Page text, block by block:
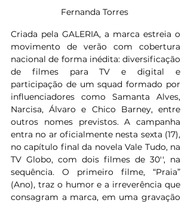
Fernanda Torres
Criada pela GALERIA, a marca estreia o
movimento de verão com cobertura
nacional de forma inédita: diversificação
de filmes para TV e digital e
participação de um squad formado por
influenciadores como Samanta Alves,
Narcisa, Álvaro e Chico Barney, entre
outros nomes previstos. A campanha
entra no ar oficialmente nesta sexta (17),
no capítulo final da novela Vale Tudo, na
TV Globo, com dois filmes de 30'', na
sequência. O primeiro filme, “Praia”
(Ano), traz o humor e a irreverência que
consagram a marca, em uma gravação